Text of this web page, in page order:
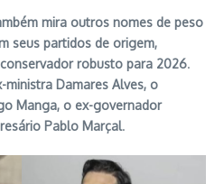
mira outros nomes de peso
seus partidos de origem,
robusto para 2026.
ministra Damares Alves, o
Manga, o ex-governador
Pablo Marçal.